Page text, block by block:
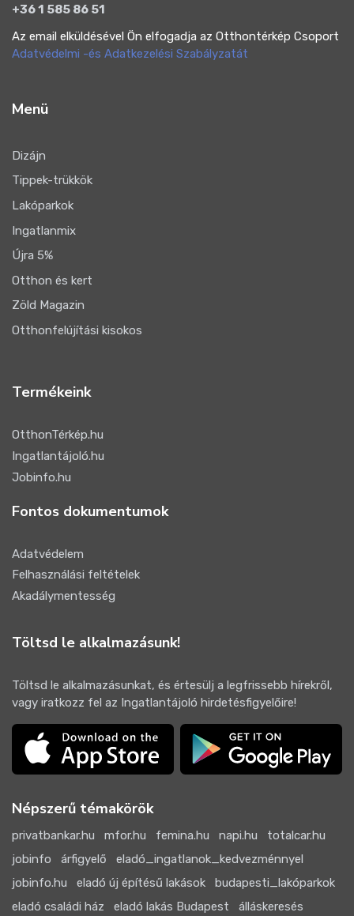
+36 1 585 86 51
Az email elküldésével Ön elfogadja az Otthontérkép Csoport
Adatvédelmi -és Adatkezelési Szabályzatát
Menü
Dizájn
Tippek-trükkök
Lakóparkok
Ingatlanmix
Újra 5%
Otthon és kert
Zöld Magazin
Otthonfelújítási kisokos
Termékeink
OtthonTérkép.hu
Ingatlantájoló.hu
Jobinfo.hu
Fontos dokumentumok
Adatvédelem
Felhasználási feltételek
Akadálymentesség
Töltsd le alkalmazásunk!
Töltsd le alkalmazásunkat, és értesülj a legfrissebb hírekről,
vagy iratkozz fel az Ingatlantájoló hirdetésfigyelőire!
Népszerű témakörök
privatbankar.hu mfor.hu femina.hu napi.hu
totalcar.hu
jobinfo
árfigyelő
eladó_ingatlanok_kedvezménnyel
jobinfo.hu
eladó új építésű lakások
budapesti_lakóparkok
eladó családi ház
eladó lakás Budapest álláskeresés